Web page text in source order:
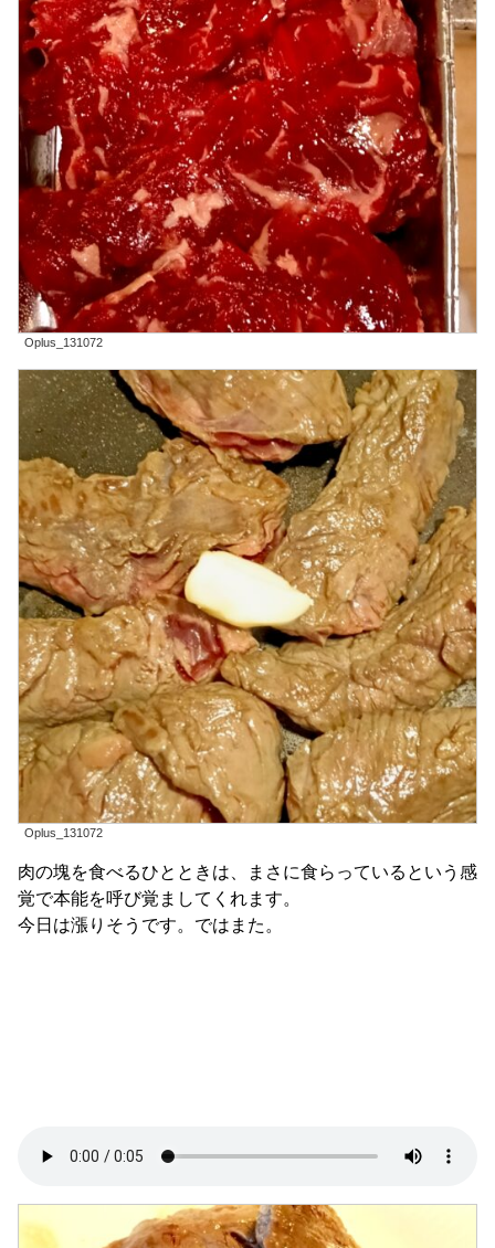
Oplus_131072
Oplus_131072
肉の塊を食べるひとときは、まさに食らっているという感
覚で本能を呼び覚ましてくれます。
今日は漲りそうです。ではまた。